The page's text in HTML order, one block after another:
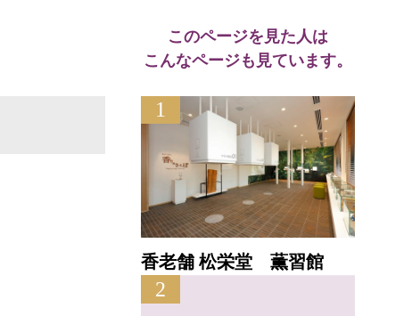
このページを見た人は
こんなページも見ています。
1
香老舗 松栄堂 薫習館
2